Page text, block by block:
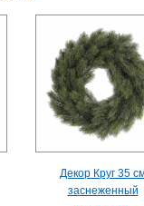
Декор Круг 35
заснеженный